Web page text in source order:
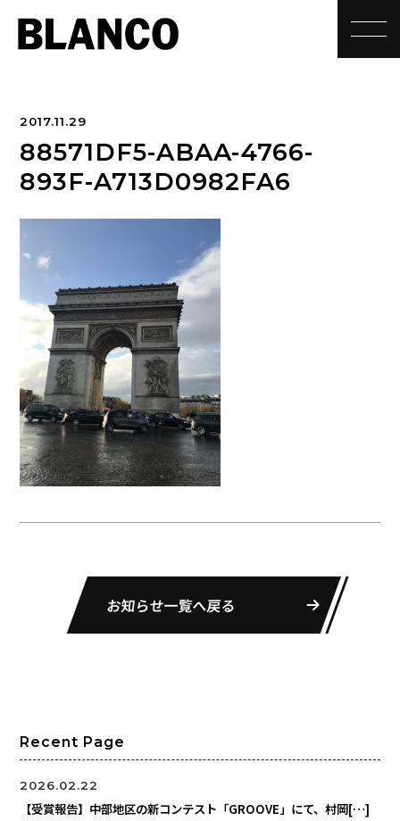
2017.11.29
88571DF5-ABAA-4766-
893F-A713D0982FA6
お知らせ一覧へ戻る
Recent Page
2026.02.22
【受賞報告】中部地区の新コンテスト「GROOVE」にて、村岡[…]